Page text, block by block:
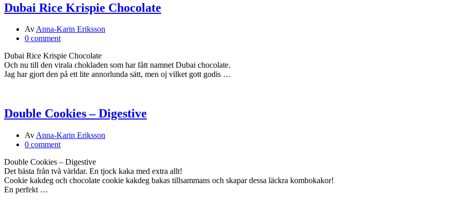
Dubai Rice Krispie Chocolate
AvAnna-Karin Eriksson
0 comment
Dubai Rice Krispie Chocolate
Och nu till den virala chokladen som har fått namnet Dubai chocolate.
Jag har gjort den på ett lite annorlunda sätt, men oj vilket gott godis …
Double Cookies – Digestive
Av Anna-Karin Eriksson
0 comment
Double Cookies – Digestive
Det bästa från två världar. En tjock kaka med extra allt!
Cookie kakdeg och chocolate cookie kakdeg bakas tillsammans och skapar dessa läckra kombokakor!
En perfekt …